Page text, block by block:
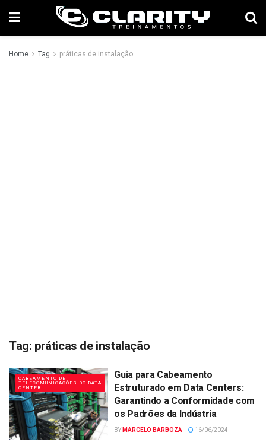
Home Tag práticas de instalação
Tag: práticas de instalação
CABEAMENTO DE
TELECOMUNICAÇÕES DO DATA
CENTER
Guia para Cabeamento
Estruturado em Data Centers:
Garantindo a Conformidade com
os Padrões da Indústria
BY MARCELO BARBOZA 16/06/2024